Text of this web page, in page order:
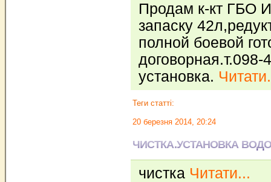
Продам к-кт ГБО
запаску
полной боевой
установка.
Теги статті:
20 березня 2014, 20:24
ЧИСТКА.УСТАНОВКА
чистка Читати...